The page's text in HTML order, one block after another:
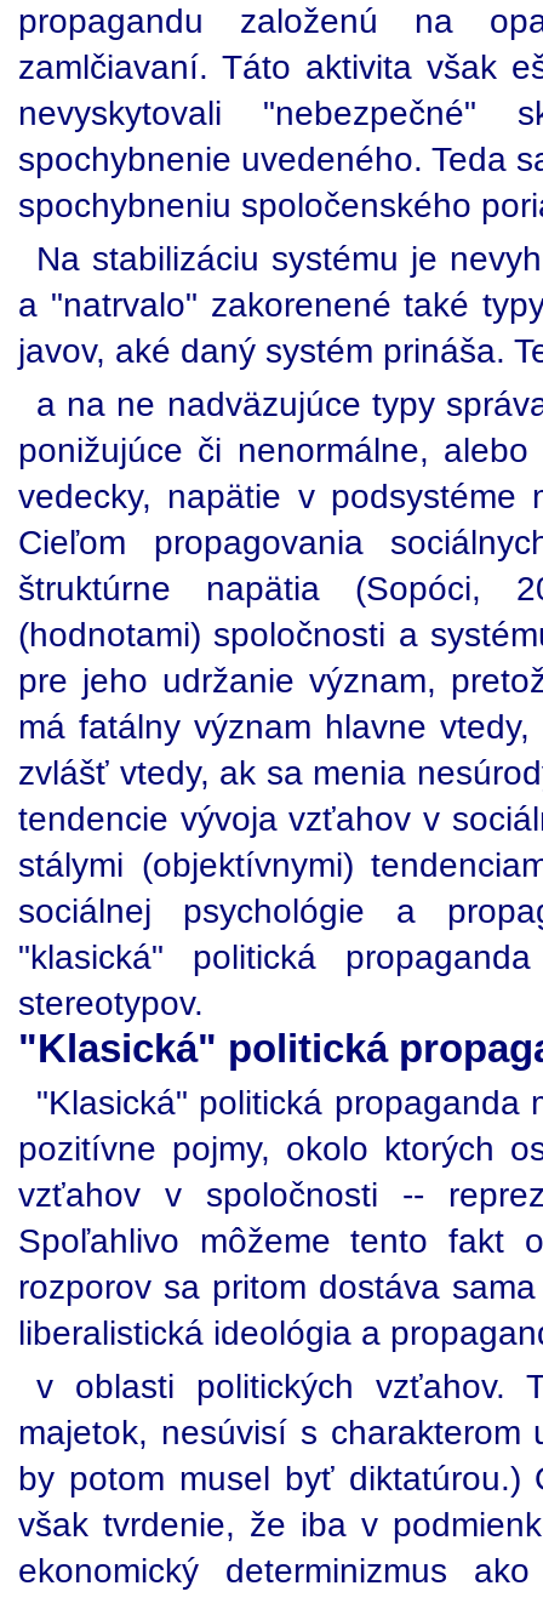
propagandu založenú na
zamlčiavaní. Táto aktivita však
nevyskytovali
spochybnenie uvedeného. Teda
spochybneniu spoločenského
Na stabilizáciu systému je
a "natrvalo" zakorenené také
javov, aké daný systém prináša.
a na ne nadväzujúce typy
ponižujúce či nenormálne,
vedecky, napätie v
Cieľom propagovania
štruktúrne napätia (Sopóci,
(hodnotami) spoločnosti a
pre jeho udržanie význam,
má fatálny význam hlavne
zvlášť vtedy, ak sa menia
tendencie vývoja vzťahov v
stálymi (objektívnymi)
sociálnej psychológie a
"klasická" politická
stereotypov.
"Klasická" politická
"Klasická" politická
pozitívne pojmy, okolo ktorých
vzťahov v spoločnosti --
Spoľahlivo môžeme tento fakt
rozporov sa pritom dostáva
liberalistická ideológia a
v oblasti politických
majetok, nesúvisí s charakterom
by potom musel byť diktatúrou.)
však tvrdenie, že iba v
ekonomický determinizmus